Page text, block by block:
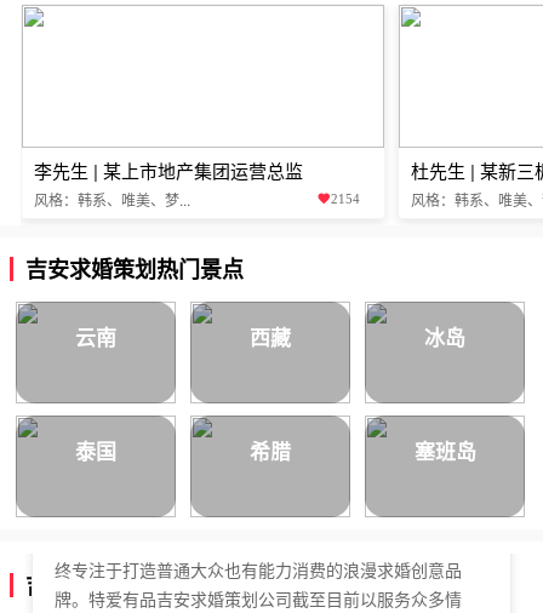
李先生 | 某上市地产集团运营总监
风格：韩系、唯美、梦... 2154
杜先生 | 某新三
风格：韩系、唯美
吉安求婚策划热门景点
云南 西藏 冰岛
泰国 希腊 塞班岛
吉安求婚策划公司简介
特爱有品吉安求婚策划公司，于2018年正式成立，是国内
终专注于打造普通大众也有能力消费的浪漫求婚创意品
牌。特爱有品吉安求婚策划公司截至目前以服务众多情